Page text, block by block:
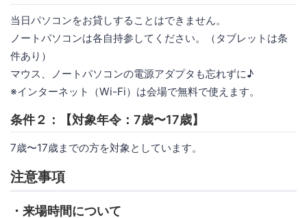
当日パソコンをお貸しすることはできません。
ノートパソコンは各自持参してください。（タブレットは条
件あり）
マウス、ノートパソコンの電源アダプタも忘れずに♪
※インターネット（Wi-Fi）は会場で無料で使えます。
条件２：【対象年令：7歳〜17歳】
7歳〜17歳までの方を対象としています。
注意事項
・来場時間について